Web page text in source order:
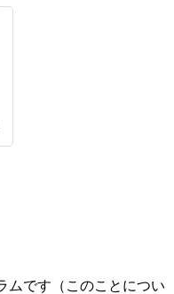
ムです（このことについ